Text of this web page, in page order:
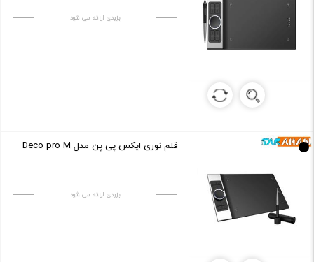
بزودی ارائه می شود
قلم نوری ایکس پی پن مدل Deco pro M
بزودی ارائه می شود